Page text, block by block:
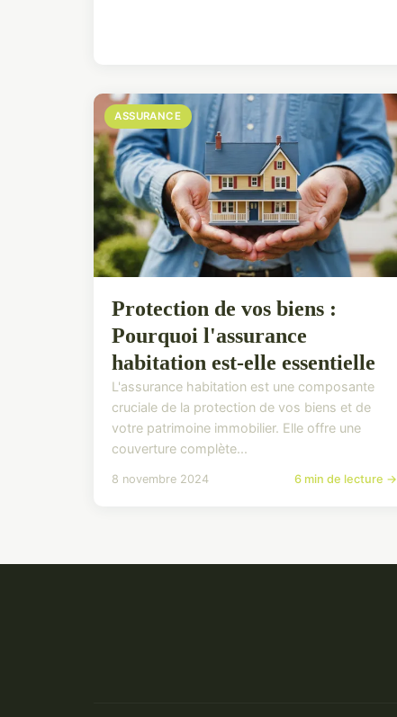
ASSURANCE
Protection de vos biens :
Pourquoi l'assurance
habitation est-elle essentielle
L'assurance habitation est une composante
cruciale de la protection de vos biens et de
votre patrimoine immobilier. Elle offre une
couverture complète...
8 novembre 2024 6 min de lecture →